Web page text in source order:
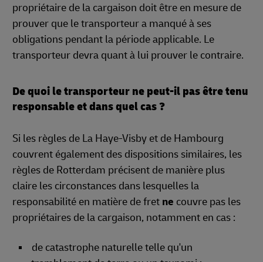
propriétaire de la cargaison doit être en mesure de
prouver que le transporteur a manqué à ses
obligations pendant la période applicable. Le
transporteur devra quant à lui prouver le contraire.
De quoi le transporteur ne peut-il pas être tenu
responsable et dans quel cas ?
Si les règles de La Haye-Visby et de Hambourg
couvrent également des dispositions similaires, les
règles de Rotterdam précisent de manière plus
claire les circonstances dans lesquelles la
responsabilité en matière de fret ne couvre pas les
propriétaires de la cargaison, notamment en cas :
de catastrophe naturelle telle qu'un